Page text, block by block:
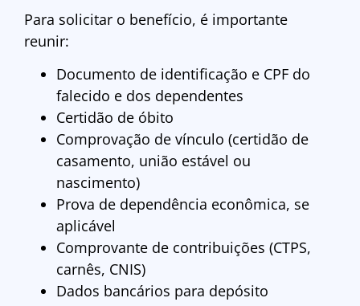
Para solicitar o benefício, é importante
reunir:
Documento de identificação e CPF do
falecido e dos dependentes
Certidão de óbito
Comprovação de vínculo (certidão de
casamento, união estável ou
nascimento)
Prova de dependência econômica, se
aplicável
Comprovante de contribuições (CTPS,
carnês, CNIS)
Dados bancários para depósito